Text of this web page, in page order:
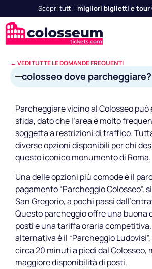
Scopri tutti i migliori biglietti e tour
← VEDI TUTTE LE DOMANDE FREQUENTI
colosseo dove parcheggiare?
Parcheggiare vicino al Colosseo può
sfida, dato che l’area è molto
soggetta a restrizioni di traffico.
diverse opzioni disponibili per chi
questo iconico monumento di Roma.
Una delle opzioni più comode è il
pagamento “Parcheggio Colosseo”,
San Gregorio, a pochi passi
Questo parcheggio offre una buona
posti e una tariffa oraria competitiva.
alternativa è il “Parcheggio
circa 20 minuti a piedi dal Colosseo,
maggiore disponibilità di posti.